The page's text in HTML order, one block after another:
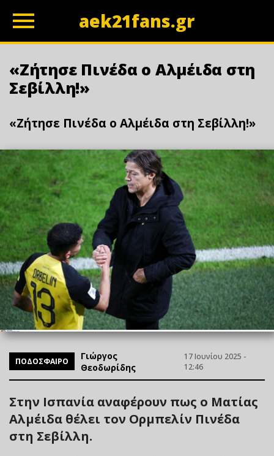
aek21fans.gr
«Ζήτησε Πινέδα ο Αλμέιδα στη
Σεβίλλη!»
«Ζήτησε Πινέδα ο Αλμέιδα στη Σεβίλλη!»
ΠΟΔΟΣΦΑΙΡΟ
Γιώργος
Θεοδωρίδης
17 Ιουνίου 2025 -
12:46
Στην Ισπανία αναφέρουν πως ο Ματίας
Αλμέιδα θέλει τον Ορμπελίν Πινέδα
στη Σεβίλλη.